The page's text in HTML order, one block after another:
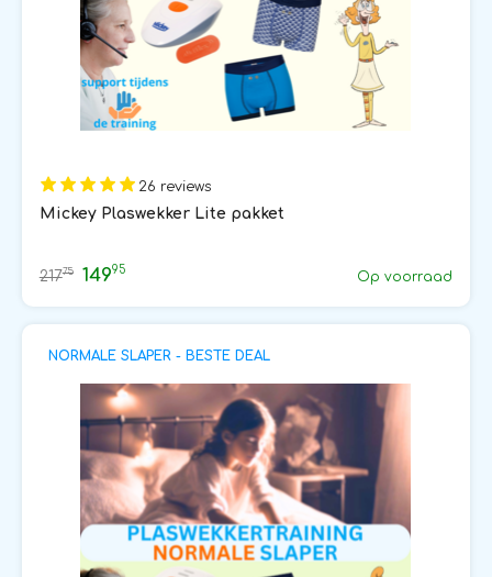
26 reviews
Mickey Plaswekker Lite pakket
21775 14995 Op voorraad
NORMALE SLAPER - BESTE DEAL